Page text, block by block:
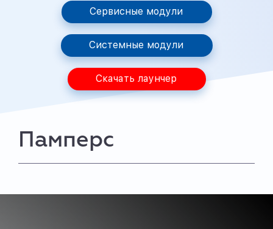
Сервисные модули
Системные модули
Скачать лаунчер
Памперс